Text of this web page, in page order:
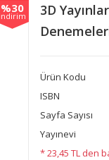
%30
indirim
3D
Ürün Kodu
ISBN
Sayfa Sayısı
Yayınevi
* 23,45 TL den